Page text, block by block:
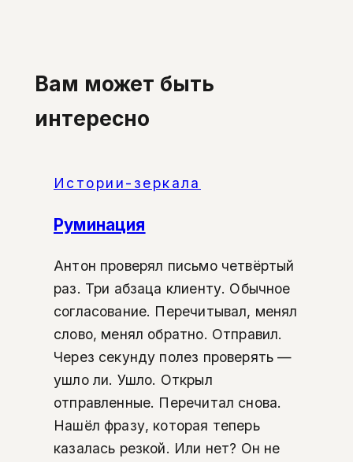
Вам может быть
интересно
Истории-зеркала
Руминация
Антон проверял письмо четвёртый
раз. Три абзаца клиенту. Обычное
согласование. Перечитывал, менял
слово, менял обратно. Отправил.
Через секунду полез проверять —
ушло ли. Ушло. Открыл
отправленные. Перечитал снова.
Нашёл фразу, которая теперь
казалась резкой. Или нет? Он не